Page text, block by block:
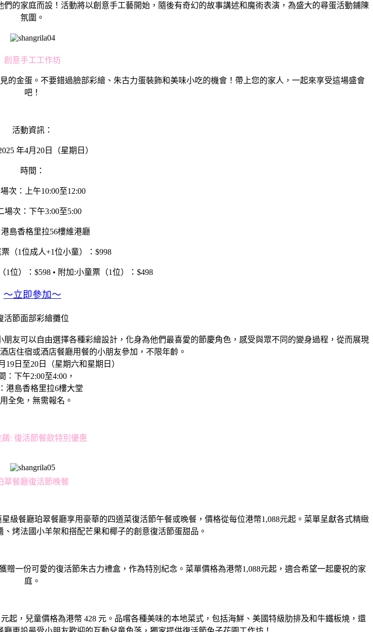
的家庭而設！活動將以創意手工藝開始，隨後有奇幻的故事講述和魔術表演，為盛大的尋蛋活動鋪陳
氛圍。
創意手工工作坊
金蛋。不要錯過臉部彩繪、朱古力蛋裝飾和美味小吃的機會！帶上您的家人，一起來享受這場盛會
吧！
活動資訊：
年4月20日（星期日）
時間：
次：上午10:00至12:00
場次：下午3:00至5:00
島香格里拉56樓維港廳
（1位成人+1位小童）：$998
1位）：$598 • 附加:小童票（1位）：$498
～立即參加～
活節面部彩繪攤位
友可以自由選擇各種彩繪設計，化身為他們最喜愛的節慶角色，感受與眾不同的變身過程，從而展現
店住宿或酒店餐廳用餐的小朋友參加，不限年齡。
19日至20日（星期六和星期日）
：下午2:00至4:00，
港島香格里拉6樓大堂
全免，無需報名。
餚: 復活節餐飲特別優惠
翠餐廳復活節晚餐
級餐廳珀翠餐廳享用豪華的四道菜復活節午餐或晚餐，價格從每位港幣1,088元起。菜單呈獻各式精緻
烤法國小羊架和搭配芒果和椰子的創意復活節蛋甜品。
一份可愛的復活節朱古力禮盒，作為特別紀念。菜單價格為港幣1,088元起，適合希望一起慶祝的家
庭。
起，兒童價格為港幣 428 元。品嚐各種美味的本地菜式，包括海鮮、美國特級肋排及和牛鐵板燒，還